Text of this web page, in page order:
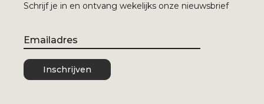
Schrijf je in en ontvang wekelijks onze nieuwsbrief
Email
Inschrijven